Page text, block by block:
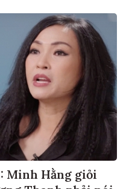
Minh Hằng giỏi